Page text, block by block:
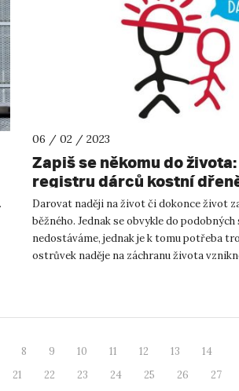
06 / 02 / 2023
Zapiš se někomu do
registru dárců kostní
Darovat naději na život či dokonce život
běžného. Jednak se obvykle do
nedostáváme, jednak je k tomu potřeba
ostrůvek naděje na záchranu života
8 9 10 11 12 13
14
21 22 23 24 25 26
27